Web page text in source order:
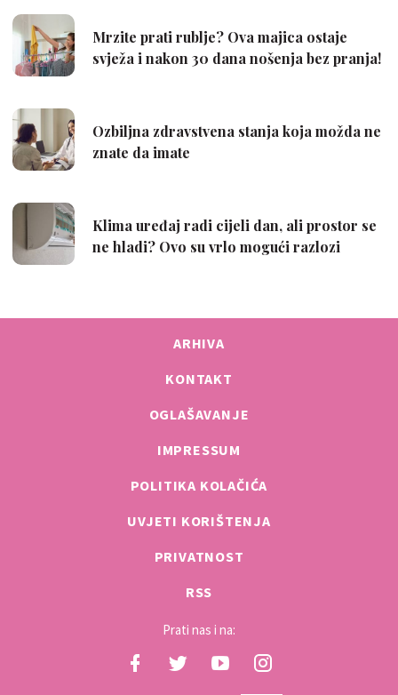
ARHIVA
KONTAKT
OGLAŠAVANJE
IMPRESSUM
POLITIKA KOLAČIĆA
UVJETI KORIŠTENJA
PRIVATNOST
RSS
Prati nas i na: